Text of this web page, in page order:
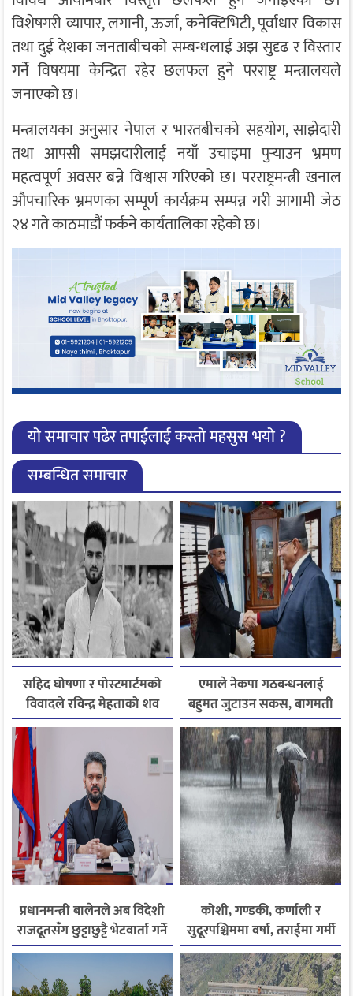
विशेषगरी व्यापार, लगानी, ऊर्जा, कनेक्टिभिटी, पूर्वाधार विकास
तथा दुई देशका जनताबीचको सम्बन्धलाई अझ सुदृढ र विस्तार
गर्ने विषयमा केन्द्रित रहेर छलफल हुने परराष्ट्र मन्त्रालयले
जनाएको छ।
मन्त्रालयका अनुसार नेपाल र भारतबीचको सहयोग, साझेदारी
तथा आपसी समझदारीलाई नयाँ उचाइमा पुर्‍याउन भ्रमण
महत्वपूर्ण अवसर बन्ने विश्वास गरिएको छ। परराष्ट्रमन्त्री खनाल
औपचारिक भ्रमणका सम्पूर्ण कार्यक्रम सम्पन्न गरी आगामी जेठ
२४ गते काठमाडौं फर्कने कार्यतालिका रहेको छ।
यो समाचार पढेर तपाईलाई कस्तो महसुस भयो ?
सम्बन्धित समाचार
सहिद घोषणा र पोस्टमार्टमको
विवादले रविन्द्र मेहताको शव
एक सातादेखि अस्पतालमै
एमाले नेकपा गठबन्धनलाई
बहुमत जुटाउन सकस, बागमती
सरकार पुनर्गठन अन्योलमा
प्रधानमन्त्री बालेनले अब विदेशी
राजदूतसँग छुट्टाछुट्टै भेटवार्ता गर्ने
कोशी, गण्डकी, कर्णाली र
सुदूरपश्चिममा वर्षा, तराईमा गर्मी
बढ्ने अनुमान